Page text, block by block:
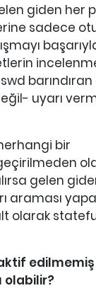
giden her
sadece
uyarı
bir
gelen
araması
olarak
edilmemiş
olabilir?